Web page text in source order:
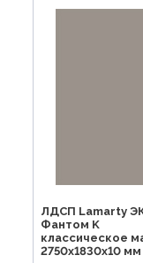
ЛДСП Lamarty
Фантом K
классическое
2750х1830х10 мм